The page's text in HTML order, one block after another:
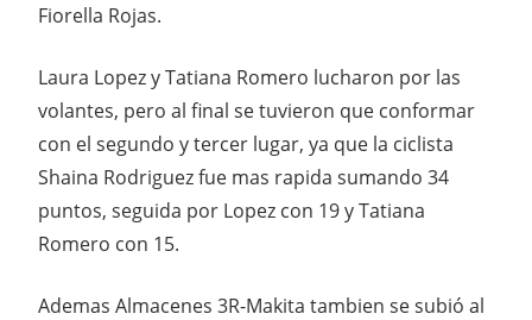
Fiorella Rojas.
Laura Lopez y Tatiana Romero lucharon por las
volantes, pero al final se tuvieron que conformar
con el segundo y tercer lugar, ya que la ciclista
Shaina Rodriguez fue mas rapida sumando 34
puntos, seguida por Lopez con 19 y Tatiana
Romero con 15.
Ademas Almacenes 3R-Makita tambien se subió al